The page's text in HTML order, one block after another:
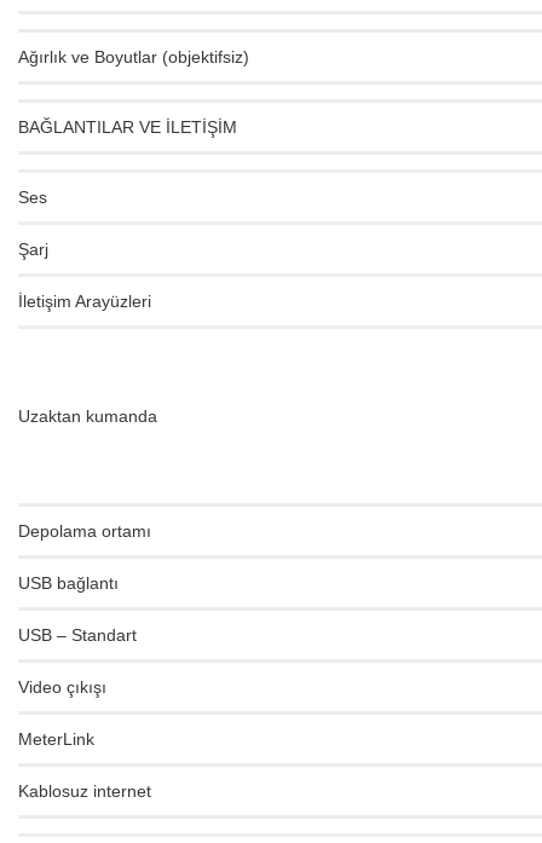
Ağırlık ve Boyutlar (objektifsiz)
BAĞLANTILAR VE İLETİŞİM
Ses
Şarj
İletişim Arayüzleri
Uzaktan kumanda
Depolama ortamı
USB bağlantı
USB – Standart
Video çıkışı
MeterLink
Kablosuz internet